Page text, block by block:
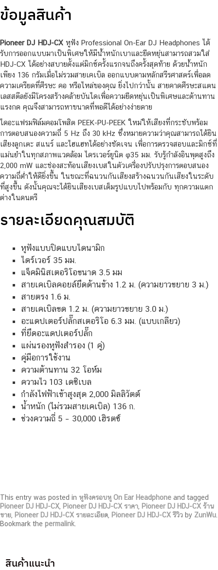
ข้อมูลสินค้า
Pioneer DJ HDJ-CX หูฟัง Professional On-Ear DJ Headphones ได้
รับการออกแบบมาเป็นพิเศษให้มีน้ำหนักเบาและยืดหยุ่นสามารถสวมใส่
HDJ-CX ได้อย่างสบายตั้งแต่มิกซ์ครั้งแรกจนถึงครั้งสุดท้าย ด้วยน้ำหนัก
เพียง 136 กรัมเมื่อไม่รวมสายเคเบิล ออกแบบตามหลักสรีรศาสตร์เพื่อลด
ความเครียดที่ศีรษะ คอ หรือไหล่ของคุณ ยิ่งไปกว่านั้น สายคาดศีรษะสแตน
เลสสตีลยังมีโครงสร้างคล้ายบันไดเพื่อความยืดหยุ่นเป็นพิเศษและต้านทาน
แรงกด คุณจึงสามารถหาขนาดที่พอดีได้อย่างง่ายดาย
ไดอะแฟรมฟิล์มคอมโพสิต PEEK-PU-PEEK ใหม่ให้เสียงที่กระชับพร้อม
การตอบสนองความถี่ 5 Hz ถึง 30 kHz ซึ่งหมายความว่าคุณสามารถได้ยิน
เสียงลูกเตะ สแนร์ และไฮแฮทได้อย่างชัดเจน เพื่อการตรวจสอบและมิกซ์ที่
แม่นยำในทุกสภาพแวดล้อม ไดรเวอร์ยูนิต φ35 มม. รับรู้กำลังอินพุตสูงถึง
2,000 mW และช่องสะท้อนเสียงเบสในตัวเครื่องปรับปรุงการตอบสนอง
ความถี่ต่ำให้ดียิ่งขึ้น ในขณะที่ฉนวนกันเสียงสร้างฉนวนกันเสียงในระดับ
ที่สูงขึ้น ดังนั้นคุณจะได้ยินเสียงเบสเต็มรูปแบบไปพร้อมกับ ทุกความแตก
ต่างในดนตรี
รายละเอียดคุณสมบัติ
หูฟังแบบปิดแบบไดนามิก
ไดร์เวอร์ 35 มม.
แจ็คมินิสเตอริโอขนาด 3.5 มม
สายเคเบิลคอยล์ยึดด้านข้าง 1.2 ม. (ความยาวขยาย 3 ม.)
สายตรง 1.6 ม.
สายเคเบิลขด 1.2 ม. (ความยาวขยาย 3.0 ม.)
อะแดปเตอร์ปลั๊กสเตอริโอ 6.3 มม. (แบบเกลียว)
ที่ยึดอะแดปเตอร์ปลั๊ก
แผ่นรองหูฟังสำรอง (1 คู่)
คู่มือการใช้งาน
ความต้านทาน 32 โอห์ม
ความไว 103 เดซิเบล
กำลังไฟฟ้าเข้าสูงสุด 2,000 มิลลิวัตต์
น้ำหนัก (ไม่รวมสายเคเบิล) 136 ก.
ช่วงความถี่ 5 – 30,000 เฮิรตซ์
This entry was posted in หูฟังครอบหู On Ear Headphone and tagged
Pioneer DJ HDJ-CX Pioneer DJ HDJ-CX ราคา Pioneer DJ HDJ-CX ร้าน
ขาย Pioneer DJ HDJ-CX รายละเอียด Pioneer DJ HDJ-CX รีวิว by ZunWu
Bookmark the permalink
สินค้าแนะนำ